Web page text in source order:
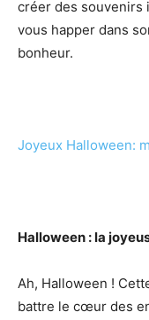
créer des souvenirs
vous happer dans
bonheur.
Joyeux Halloween:
Halloween : la
Ah, Halloween !
battre le cœur des